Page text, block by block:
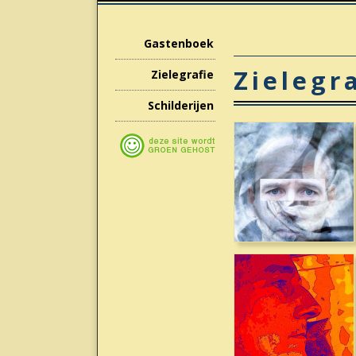
Gastenboek
Zielegrafie
Schilderijen